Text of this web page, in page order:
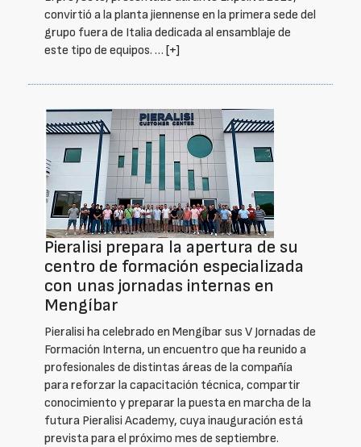
convirtió a la planta jiennense en la primera sede del
grupo fuera de Italia dedicada al ensamblaje de
este tipo de equipos. … [+]
Pieralisi prepara la apertura de su
centro de formación especializada
con unas jornadas internas en
Mengíbar
Pieralisi ha celebrado en Mengíbar sus V Jornadas de
Formación Interna, un encuentro que ha reunido a
profesionales de distintas áreas de la compañía
para reforzar la capacitación técnica, compartir
conocimiento y preparar la puesta en marcha de la
futura Pieralisi Academy, cuya inauguración está
prevista para el próximo mes de septiembre.